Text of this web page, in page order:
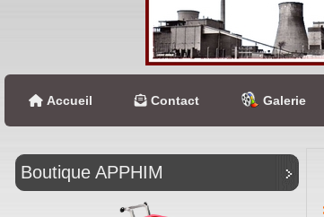
Accueil Contact Galerie
Boutique APPHIM